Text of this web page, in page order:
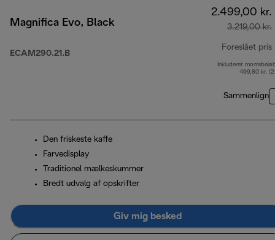
Magnifica Evo, Black
ECAM290.21.B
2.499,00 kr.
3.219,00 kr.
Foreslået pris
Inkluderet
499,80 kr.
Sammenlign
Den friskeste kaffe
Farvedisplay
Traditionel mælkeskummer
Bredt udvalg af opskrifter
Giv mig besked